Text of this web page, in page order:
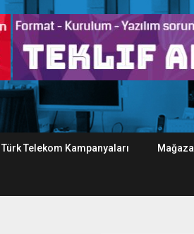
Türk Telekom Kampanyaları Mağaza